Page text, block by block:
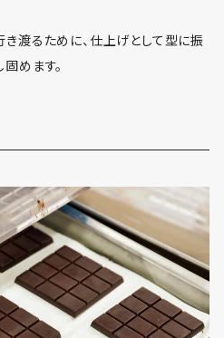
渡るために、仕上げとして型に振
めます。